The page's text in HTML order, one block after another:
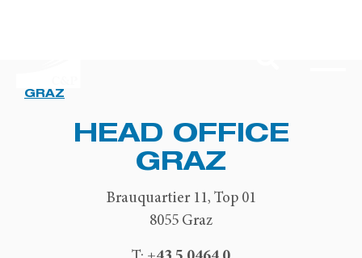
GRAZ
HEAD OFFICE
GRAZ
Brauquartier 11, Top 01
8055 Graz